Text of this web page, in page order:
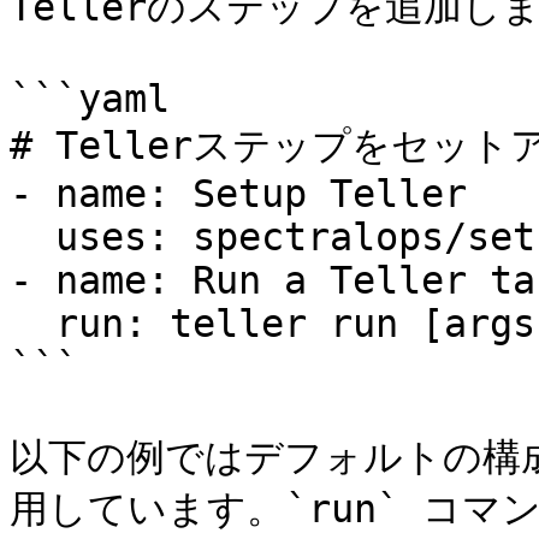
```yaml
# Tellerステップをセット
- name: Setup Teller
- name: Run a Teller
```
以下の例ではデフォルト
用しています。`run` コ